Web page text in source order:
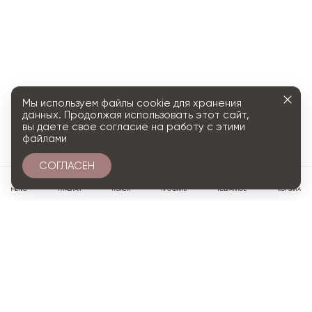
МЕНЮ ГЛАВНАЯ ПОИСК ПРОФИЛЬ ИЗБРАННОЕ КОРЗИНА
Мы используем файлы cookie для хранения
данных. Продолжая использовать этот сайт,
вы даете свое согласие на работу с этими
файлами
СОГЛАСЕН